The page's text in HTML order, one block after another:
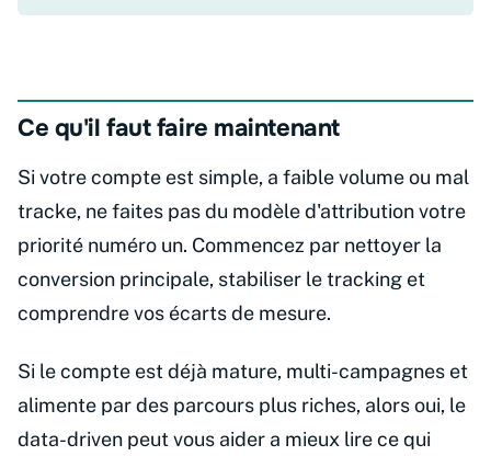
Ce qu'il faut faire maintenant
Si votre compte est simple, a faible volume ou mal
tracke, ne faites pas du modèle d'attribution votre
priorité numéro un. Commencez par nettoyer la
conversion principale, stabiliser le tracking et
comprendre vos écarts de mesure.
Si le compte est déjà mature, multi-campagnes et
alimente par des parcours plus riches, alors oui, le
data-driven peut vous aider a mieux lire ce qui